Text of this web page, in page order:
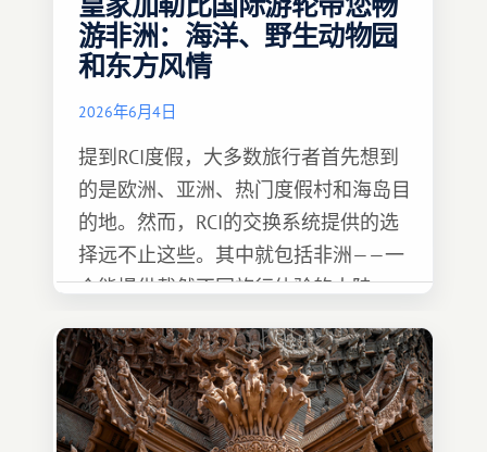
皇家加勒比国际游轮带您畅
游非洲：海洋、野生动物园
和东方风情
2026年6月4日
提到RCI度假，大多数旅行者首先想到
的是欧洲、亚洲、热门度假村和海岛目
的地。然而，RCI的交换系统提供的选
择远不止这些。其中就包括非洲——一
个能提供截然不同旅行体验的大陆。